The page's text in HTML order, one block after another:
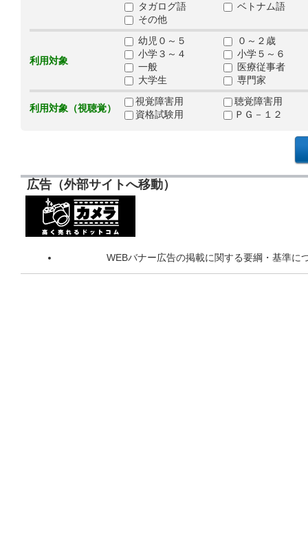
タガログ語
ベトナム語
その他
利用対象
幼児０～５
０～２歳
小学３～４
小学５～６
一般
医療従事者
大学生
専門家
利用対象（視聴覚）
視覚障害用
聴覚障害用
資格試験用
ＰＧ－１２
広告（外部サイトへ移動）
WEBバナー広告の掲載に関する要綱・基準に